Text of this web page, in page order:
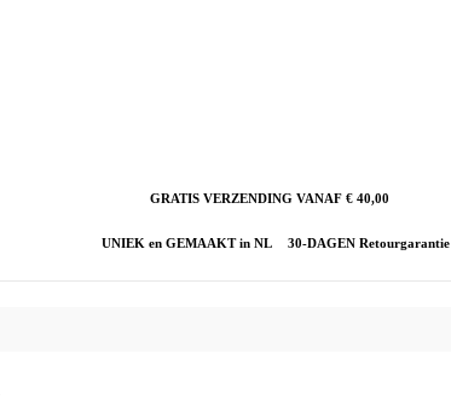
GRATIS VERZENDING VANAF € 40,00
UNIEK en GEMAAKT in NL 30-DAGEN Retourgarantie